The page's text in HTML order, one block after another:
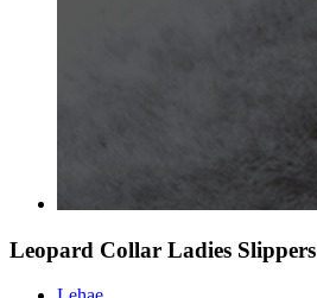
Leopard Collar Ladies Slippers